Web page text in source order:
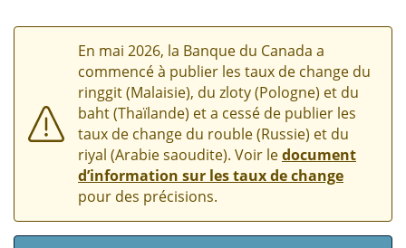
En mai 2026, la Banque du Canada a
commencé à publier les taux de change du
ringgit (Malaisie), du zloty (Pologne) et du
baht (Thaïlande) et a cessé de publier les
taux de change du rouble (Russie) et du
riyal (Arabie saoudite). Voir ledocument
d’information sur les taux de change
pour des précisions.